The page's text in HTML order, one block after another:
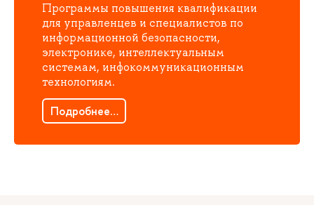
Программы повышения квалификации
для управленцев и специалистов по
информационной безопасности,
электронике, интеллектуальным
системам, инфокоммуникационным
технологиям.
Подробнее…